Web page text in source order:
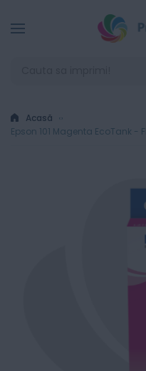
Acasă
Epson 101 Magenta EcoTank